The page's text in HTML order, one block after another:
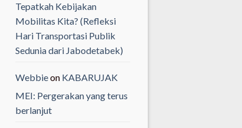
Tepatkah Kebijakan
Mobilitas Kita? (Refleksi
Hari Transportasi Publik
Sedunia dari Jabodetabek)
Webbieon KABARUJAK
MEI: Pergerakan yang terus
berlanjut